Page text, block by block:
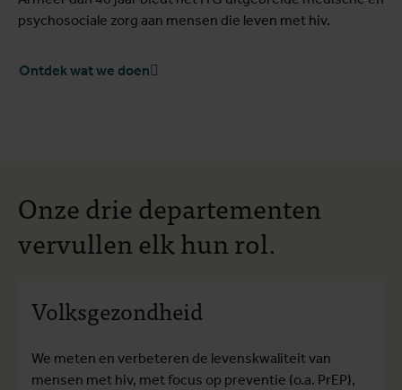
psychosociale zorg aan mensen die leven met hiv.
Ontdek wat we doen
Onze drie departementen
vervullen elk hun rol.
Volksgezondheid
We meten en verbeteren de levenskwaliteit van
mensen met hiv, met focus op preventie (o.a. PrEP),